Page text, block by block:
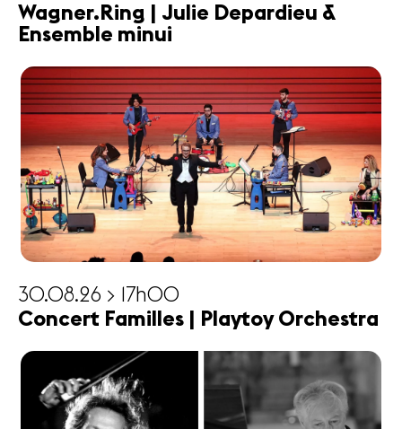
Wagner.Ring | Julie Depardieu &
Ensemble minui
30.08.26 > 17h00
Concert Familles | Playtoy Orchestra